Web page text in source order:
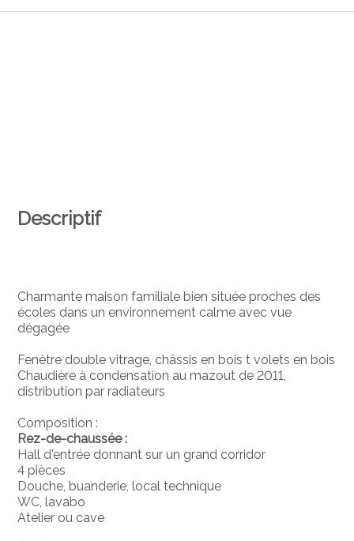
Descriptif
Charmante maison familiale bien située proches des
écoles dans un environnement calme avec vue
dégagée
Fenêtre double vitrage, châssis en bois t volets en bois
Chaudière à condensation au mazout de 2011,
distribution par radiateurs
Composition :
Rez-de-chaussée :
Hall d'entrée donnant sur un grand corridor
4 pièces
Douche, buanderie, local technique
WC, lavabo
Atelier ou cave